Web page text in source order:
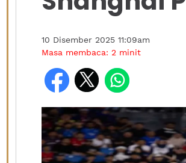
10 Disember 2025 11:09am
Masa membaca: 2 minit